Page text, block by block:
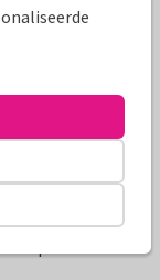
met 2 foto's
op de